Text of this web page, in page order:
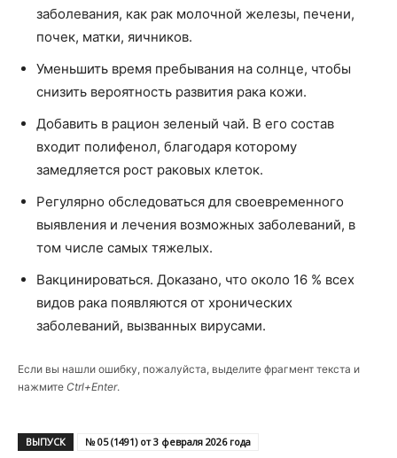
заболевания, как рак молочной железы, печени,
почек, матки, яичников.
Уменьшить время пребывания на солнце, чтобы
снизить вероятность развития рака кожи.
Добавить в рацион зеленый чай. В его состав
входит полифенол, благодаря которому
замедляется рост раковых клеток.
Регулярно обследоваться для своевременного
выявления и лечения возможных заболеваний, в
том числе самых тяжелых.
Вакцинироваться. Доказано, что около 16 % всех
видов рака появляются от хронических
заболеваний, вызванных вирусами.
Если вы нашли ошибку, пожалуйста, выделите фрагмент текста и
нажмите Ctrl+Enter.
ВЫПУСК № 05 (1491) от 3 февраля 2026 года